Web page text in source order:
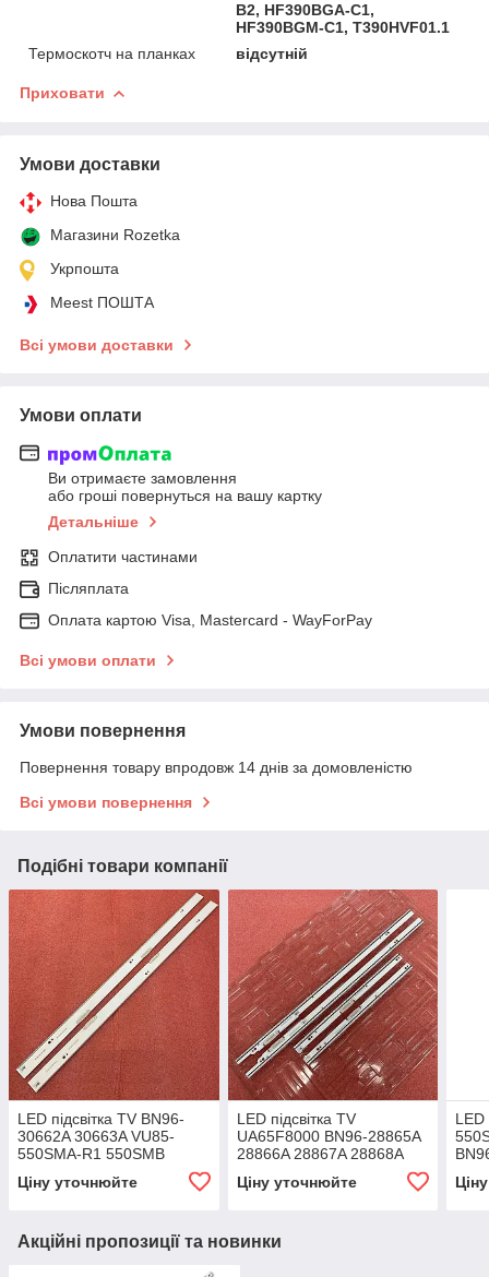
B2, HF390BGA-C1,
HF390BGM-C1, T390HVF01.1
Термоскотч на планках
відсутній
Приховати
Умови доставки
Нова Пошта
Магазини Rozetka
Укрпошта
Meest ПОШТА
Всі умови доставки
Умови оплати
Ви отримаєте замовлення
або гроші повернуться на вашу картку
Детальніше
Оплатити частинами
Післяплата
Оплата картою Visa, Mastercard - WayForPay
Всі умови оплати
Умови повернення
Повернення товару впродовж 14 днів за домовленістю
Всі умови повернення
Подібні товари компанії
LED підсвітка TV BN96-
30662A 30663A VU85-
550SMA-R1 550SMB
Ціну уточнюйте
LED підсвітка TV
UA65F8000 BN96-28865A
28866A 28867A 28868A
Ціну уточнюйте
LED
Акційні пропозиції та новинки